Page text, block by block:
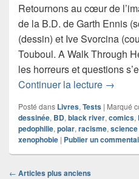
Retournons au cœur de
de la B.D. de Garth Ennis
(dessin) et Ive Svorcina
Touboul. A Walk Through
les horreurs et questions
Continuer la lecture →
Posté dans Livres, Tests | Marqué
dessinée, BD, black river, comics,
pedophilie, polar, racisme,
xenophobie | Publier un
Navigation
← Articles plus anciens